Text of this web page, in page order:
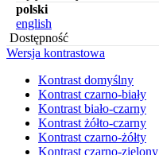
polski
english
Dostępność
Wersja kontrastowa
Kontrast domyślny
Kontrast czarno-biały
Kontrast biało-czarny
Kontrast żółto-czarny
Kontrast czarno-żółty
Kontrast czarno-zielony